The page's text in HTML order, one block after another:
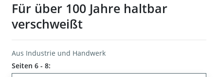
Für über 100 Jahre haltbar
verschweißt
Aus Industrie und Handwerk
Seiten 6 - 8: